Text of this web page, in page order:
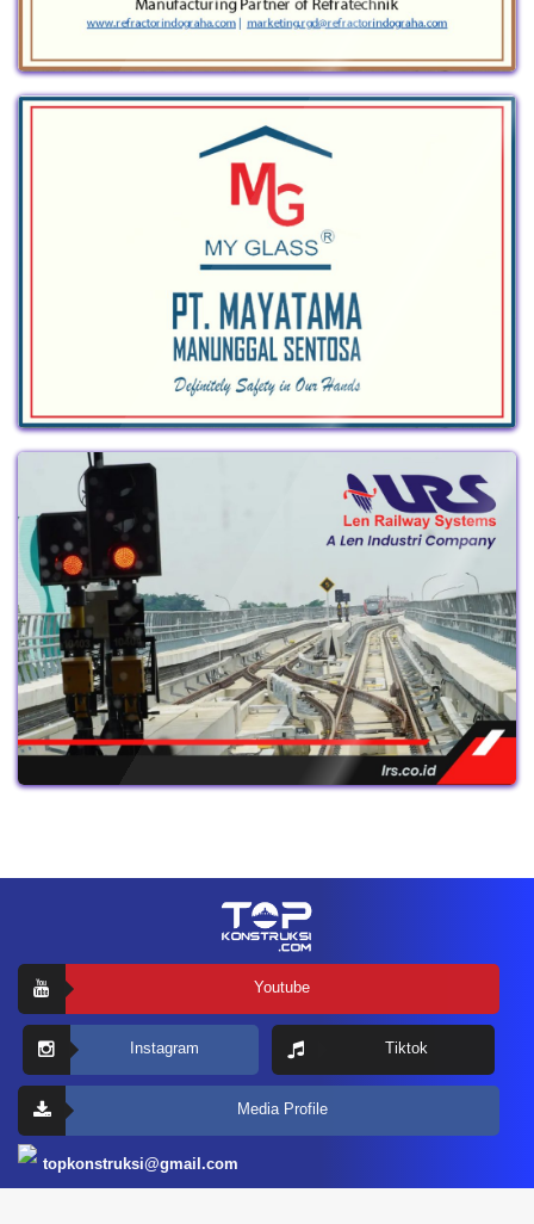
Youtube
Instagram Tiktok
Media Profile
topkonstruksi@gmail.com